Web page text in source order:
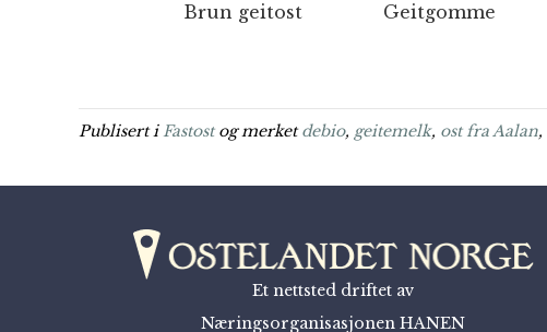
Brun geitost Geitgomme
Publisert iFastostog merketdebio, geitemelk, ost fra Aalan,
Et nettsted driftet av
Næringsorganisasjonen HANEN